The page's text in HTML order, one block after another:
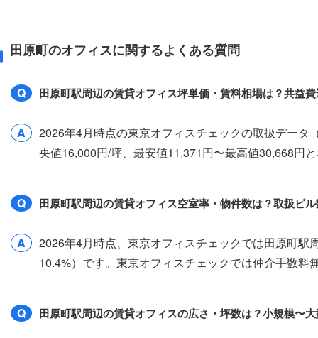
田原町のオフィスに関するよくある質問
Q 田原町駅周辺の賃貸オフィス坪単価・賃料相場は？共益
A
2026年4月時点の東京オフィスチェックの取扱デー
央値16,000円/坪、最安値11,371円〜最高値30,668円
Q 田原町駅周辺の賃貸オフィス空室率・物件数は？取扱ビ
A
2026年4月時点、東京オフィスチェックでは田原町
10.4%）です。東京オフィスチェックでは仲介手数
Q 田原町駅周辺の賃貸オフィスの広さ・坪数は？小規模〜